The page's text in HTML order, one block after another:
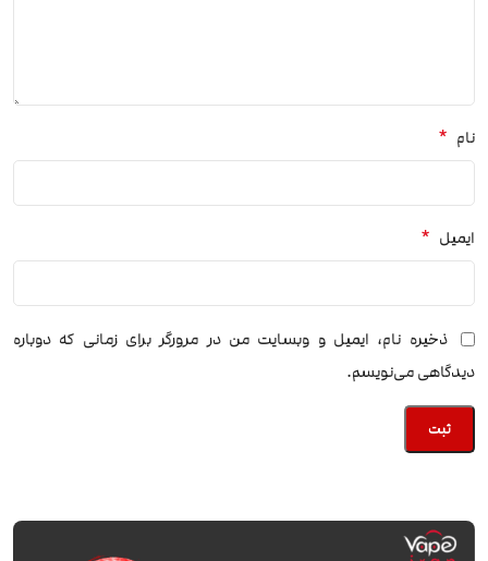
نام *
ایمیل *
ذخیره نام، ایمیل و وبسایت من در مرورگر برای زمانی که دوباره
دیدگاهی می‌نویسم.